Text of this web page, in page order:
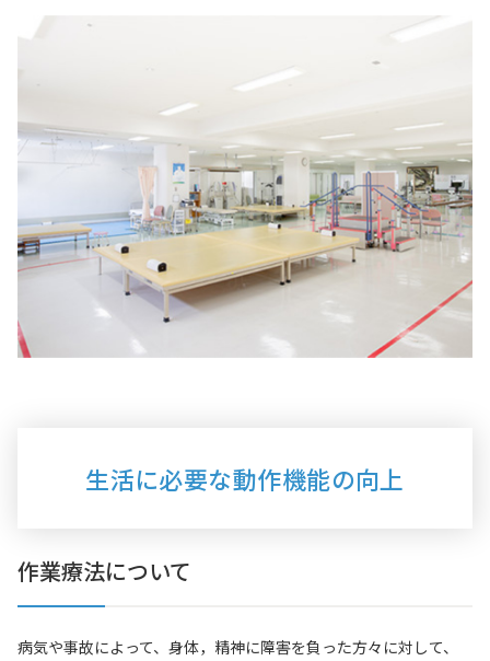
生活に必要な動作機能の向上
作業療法について
病気や事故によって、身体，精神に障害を負った方々に対して、